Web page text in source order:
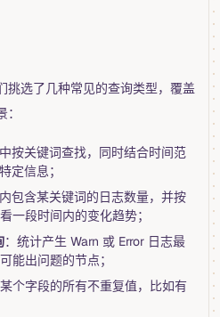
挑选了几种常见的查询类型，覆盖
按关键词查找，同时结合时间范
定信息；
包含某关键词的日志数量，并按
一段时间内的变化趋势；
：统计产生 Warn 或 Error 日志最
能出问题的节点；
个字段的所有不重复值，比如有